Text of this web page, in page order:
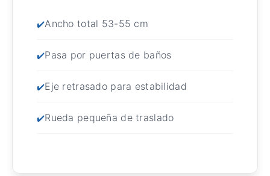
Ancho total 53-55 cm
Pasa por puertas de baños
Eje retrasado para estabilidad
Rueda pequeña de traslado